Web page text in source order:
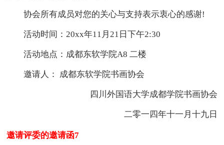
协会所有成员对您的关心与支持表示衷心的感谢!
活动时间：20xx年11月21日下午2:30
活动地点：成都东软学院A8 二楼
邀请人： 成都东软学院书画协会
四川外国语大学成都学院书画协会
二零一四年十一月十九日
邀请评委的邀请函7